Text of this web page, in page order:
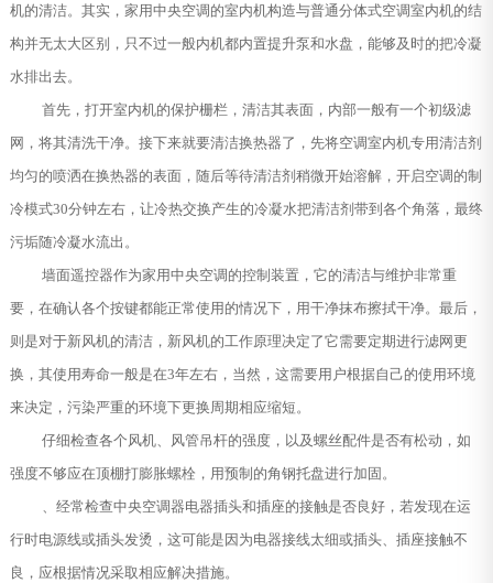
机的清洁。其实，家用中央空调的室内机构造与普通分体式空调室内机的结
构并无太大区别，只不过一般内机都内置提升泵和水盘，能够及时的把冷凝
水排出去。
首先，打开室内机的保护栅栏，清洁其表面，内部一般有一个初级滤
网，将其清洗干净。接下来就要清洁换热器了，先将空调室内机专用清洁剂
均匀的喷洒在换热器的表面，随后等待清洁剂稍微开始溶解，开启空调的制
冷模式30分钟左右，让冷热交换产生的冷凝水把清洁剂带到各个角落，最终
污垢随冷凝水流出。
墙面遥控器作为家用中央空调的控制装置，它的清洁与维护非常重
要，在确认各个按键都能正常使用的情况下，用干净抹布擦拭干净。最后，
则是对于新风机的清洁，新风机的工作原理决定了它需要定期进行滤网更
换，其使用寿命一般是在3年左右，当然，这需要用户根据自己的使用环境
来决定，污染严重的环境下更换周期相应缩短。
仔细检查各个风机、风管吊杆的强度，以及螺丝配件是否有松动，如
强度不够应在顶棚打膨胀螺栓，用预制的角钢托盘进行加固。
、经常检查中央空调器电器插头和插座的接触是否良好，若发现在运
行时电源线或插头发烫，这可能是因为电器接线太细或插头、插座接触不
良，应根据情况采取相应解决措施。